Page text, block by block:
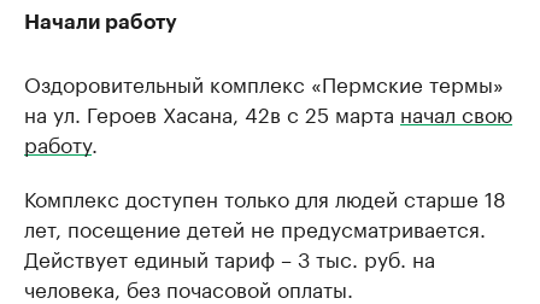
Начали работу
Оздоровительный комплекс «Пермские термы»
на ул. Героев Хасана, 42в с 25 марта начал свою
работу.
Комплекс доступен только для людей старше 18
лет, посещение детей не предусматривается.
Действует единый тариф – 3 тыс. руб. на
человека, без почасовой оплаты.